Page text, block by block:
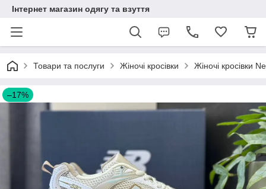
Інтернет магазин одягу та взуття
Товари та послуги Жіночі кросівки Жіночі кросівки
–17%